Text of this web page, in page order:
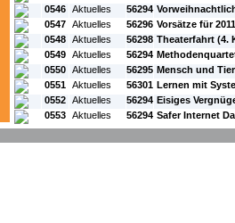
0546 Aktuelles 56294
0547 Aktuelles 56296 Vorsätze für 2011
0548 Aktuelles 56298 Theaterfahrt (4.
0549 Aktuelles 56294
0550 Aktuelles 56295 Mensch und
0551 Aktuelles 56301 Lernen mit
0552 Aktuelles 56294 Eisiges
0553 Aktuelles 56294 Safer Internet